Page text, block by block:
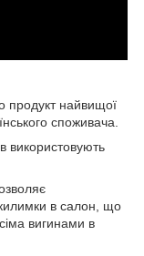
продукт найвищої
споживача.
використовують
в салон, що
вигинами в